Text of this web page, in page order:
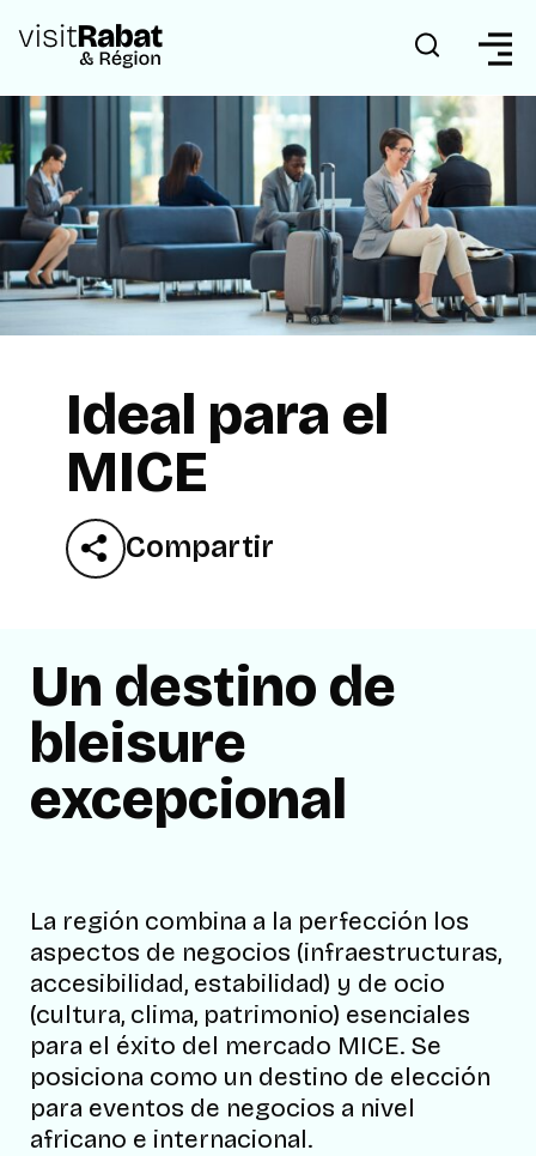
Ideal para el
MICE
Compartir
Un destino de
bleisure
excepcional
La región combina a la perfección los
aspectos de negocios (infraestructuras,
accesibilidad, estabilidad) y de ocio
(cultura, clima, patrimonio) esenciales
para el éxito del mercado MICE. Se
posiciona como un destino de elección
para eventos de negocios a nivel
africano e internacional.